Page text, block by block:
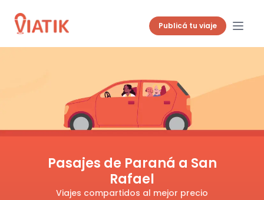
Publicá tu viaje
Pasajes de Paraná a San
Rafael
Viajes compartidos al mejor precio